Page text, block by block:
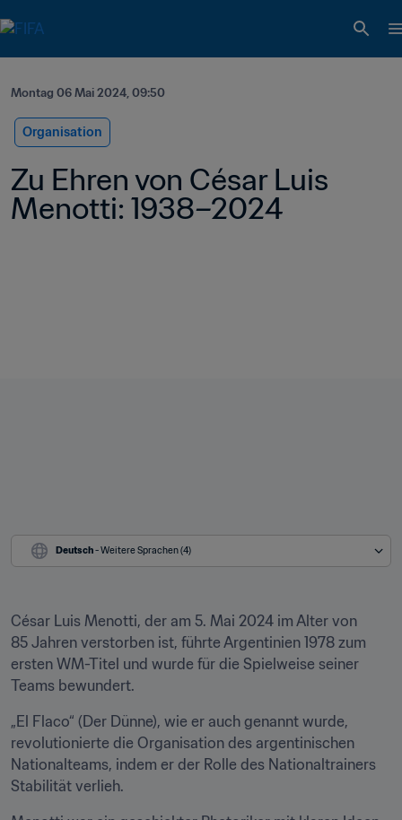
Montag 06 Mai 2024, 09:50
Organisation
Zu Ehren von César Luis
Menotti: 1938–2024
Deutsch - Weitere Sprachen (4)
César Luis Menotti, der am 5. Mai 2024 im Alter von
85 Jahren verstorben ist, führte Argentinien 1978 zum
ersten WM-Titel und wurde für die Spielweise seiner
Teams bewundert.
„El Flaco“ (Der Dünne), wie er auch genannt wurde,
revolutionierte die Organisation des argentinischen
Nationalteams, indem er der Rolle des Nationaltrainers
Stabilität verlieh.